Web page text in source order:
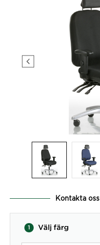
Kontakta
1 Välj färg